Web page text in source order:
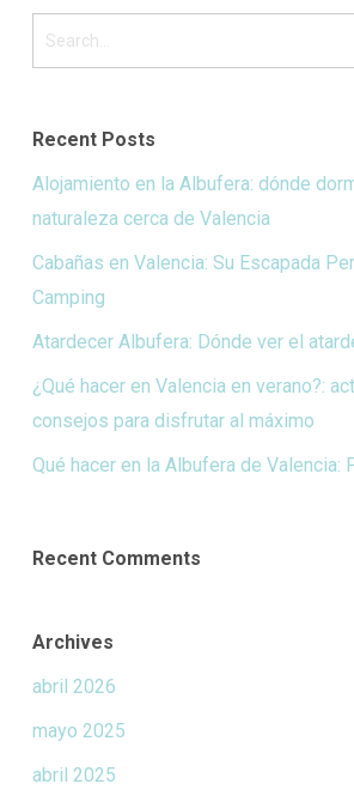
Recent Posts
Alojamiento en la Albufera: dónde
naturaleza cerca de Valencia
Cabañas en Valencia: Su Escapada
Camping
Atardecer Albufera: Dónde ver el
¿Qué hacer en Valencia en verano?:
consejos para disfrutar al máximo
Qué hacer en la Albufera de Valencia:
Recent Comments
Archives
abril 2026
mayo 2025
abril 2025